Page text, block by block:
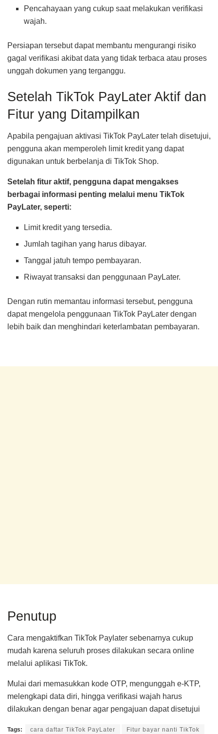
Pencahayaan yang cukup saat melakukan verifikasi
wajah.
Persiapan tersebut dapat membantu mengurangi risiko
gagal verifikasi akibat data yang tidak terbaca atau proses
unggah dokumen yang terganggu.
Setelah TikTok PayLater Aktif dan
Fitur yang Ditampilkan
Apabila pengajuan aktivasi TikTok PayLater telah disetujui,
pengguna akan memperoleh limit kredit yang dapat
digunakan untuk berbelanja di TikTok Shop.
Setelah fitur aktif, pengguna dapat mengakses
berbagai informasi penting melalui menu TikTok
PayLater, seperti:
Limit kredit yang tersedia.
Jumlah tagihan yang harus dibayar.
Tanggal jatuh tempo pembayaran.
Riwayat transaksi dan penggunaan PayLater.
Dengan rutin memantau informasi tersebut, pengguna
dapat mengelola penggunaan TikTok PayLater dengan
lebih baik dan menghindari keterlambatan pembayaran.
Penutup
Cara mengaktifkan TikTok Paylater sebenarnya cukup
mudah karena seluruh proses dilakukan secara online
melalui aplikasi TikTok.
Mulai dari memasukkan kode OTP, mengunggah e-KTP,
melengkapi data diri, hingga verifikasi wajah harus
dilakukan dengan benar agar pengajuan dapat disetujui
Tags: cara daftar TikTok PayLater Fitur bayar nanti TikTok